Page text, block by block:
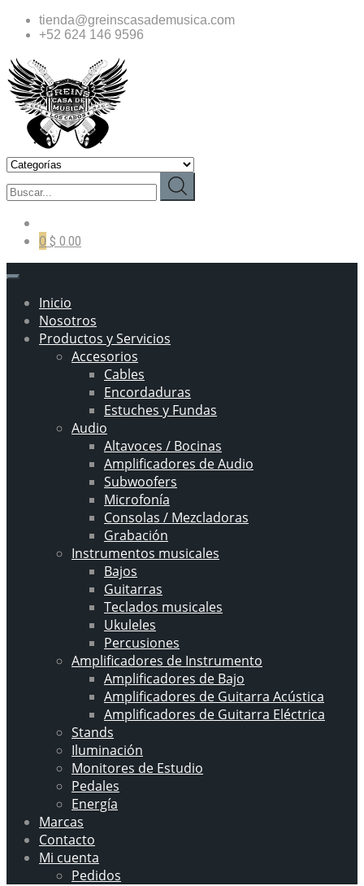
tienda@greinscasademusica.com
+52 624 146 9596
0 $ 0.00
Inicio
Nosotros
Productos y Servicios
Accesorios
Cables
Encordaduras
Estuches y Fundas
Audio
Altavoces / Bocinas
Amplificadores de Audio
Subwoofers
Microfonía
Consolas / Mezcladoras
Grabación
Instrumentos musicales
Bajos
Guitarras
Teclados musicales
Ukuleles
Percusiones
Amplificadores de Instrumento
Amplificadores de Bajo
Amplificadores de Guitarra Acústica
Amplificadores de Guitarra Eléctrica
Stands
Iluminación
Monitores de Estudio
Pedales
Energía
Marcas
Contacto
Mi cuenta
Pedidos